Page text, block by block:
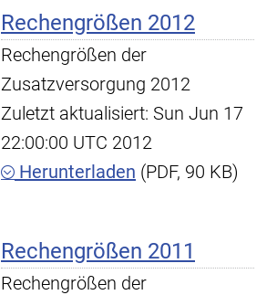
Rechengrößen 2012
Rechengrößen der
Zusatzversorgung 2012
Zuletzt aktualisiert: Sun Jun 17
22:00:00 UTC 2012
Herunterladen (PDF, 90 KB)
Rechengrößen 2011
Rechengrößen der